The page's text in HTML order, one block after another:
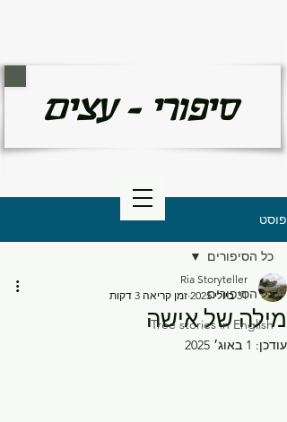
סיפורי - עצים
פוסט
כל הסיפורים
Tree stories in English
כל הסיפורים
מילה של אישה
Ria Storyteller
31 ביולי 2025
זמן קריאה 3 דקות
עודכן: 1 באוג׳ 2025